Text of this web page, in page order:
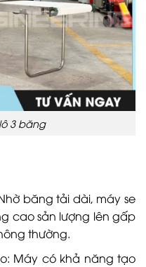
3 băng
băng tải dài, máy se
cao sản lượng lên gấp
thường.
Máy có khả năng tạo